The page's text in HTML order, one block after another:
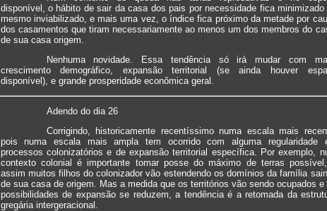
disponível, o hábito de sair da casa dos pais por necessidade fica minimizado
mesmo inviabilizado, e mais uma vez, o índice fica próximo da metade por
dos casamentos que tiram necessariamente ao menos um dos membros do
de sua casa origem.
Nenhuma novidade. Essa tendência só irá mudar com
crescimento demográfico, expansão territorial (se ainda houver
disponível), e grande prosperidade econômica geral.
Adendo do dia 26
Corrigindo, historicamente recentíssimo numa escala mais
pois numa escala mais ampla tem ocorrido com alguma regularidade
processos colonizatórios e de expansão territorial específica. Por exemplo,
contexto colonial é importante tomar posse do máximo de terras
assim muitos filhos do colonizador vão estendendo os domínios da família
de sua casa de origem. Mas a medida que os territórios vão sendo ocupados e
possibilidades de expansão se reduzem, a tendência é a retomada da
gregária intergeracional.